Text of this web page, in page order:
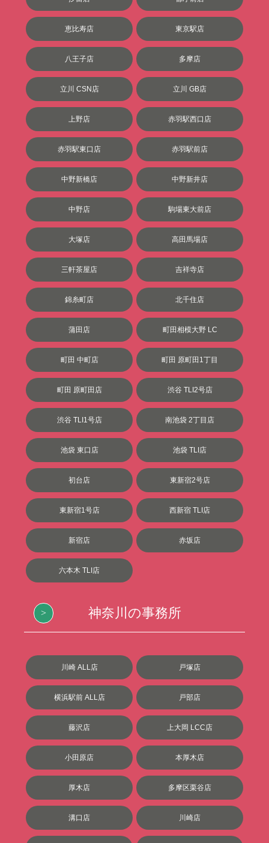
恵比寿店 東京駅店
八王子店 多摩店
立川 CSN店 立川 GB店
上野店 赤羽駅西口店
赤羽駅東口店 赤羽駅前店
中野新橋店 中野新井店
中野店 駒場東大前店
大塚店 高田馬場店
三軒茶屋店 吉祥寺店
錦糸町店 北千住店
蒲田店 町田相模大野 LC
町田 中町店 町田 原町田1丁目
町田 原町田店 渋谷 TLI2号店
渋谷 TLI1号店 南池袋 2丁目店
池袋 東口店 池袋 TLI店
初台店 東新宿2号店
東新宿1号店 西新宿 TLI店
新宿店 赤坂店
六本木 TLI店
神奈川の事務所
川崎 ALL店 戸塚店
横浜駅前 ALL店 戸部店
藤沢店 上大岡 LCC店
小田原店 本厚木店
厚木店 多摩区栗谷店
溝口店 川崎店